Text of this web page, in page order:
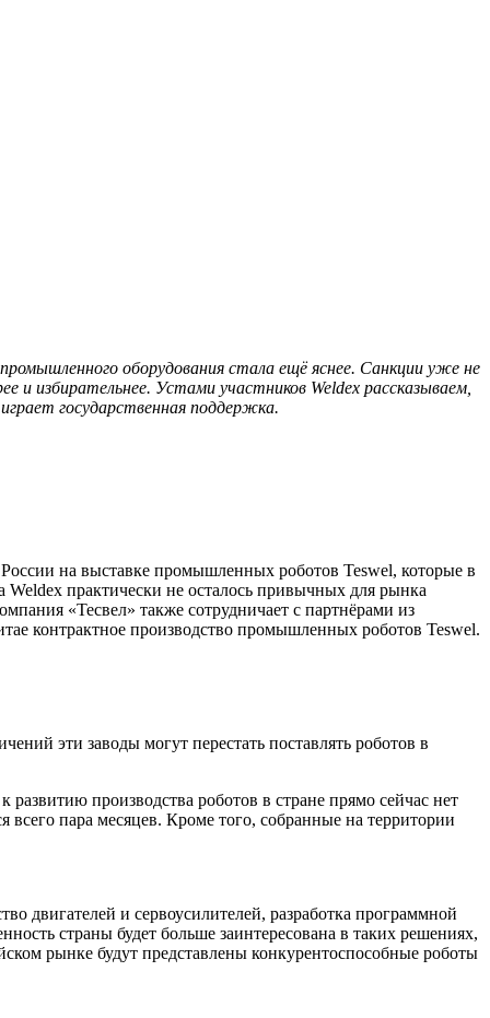
оборудования стала ещё яснее. Санкции уже не
избирательнее. Устами участников Weldex рассказываем,
государственная поддержка.
на выставке промышленных роботов Teswel, которые в
практически не осталось привычных для рынка
«Тесвел» также сотрудничает с партнёрами из
контрактное производство промышленных роботов Teswel.
эти заводы могут перестать поставлять роботов в
производства роботов в стране прямо сейчас нет
пара месяцев. Кроме того, собранные на территории
двигателей и сервоусилителей, разработка программной
страны будет больше заинтересована в таких решениях,
рынке будут представлены конкурентоспособные роботы